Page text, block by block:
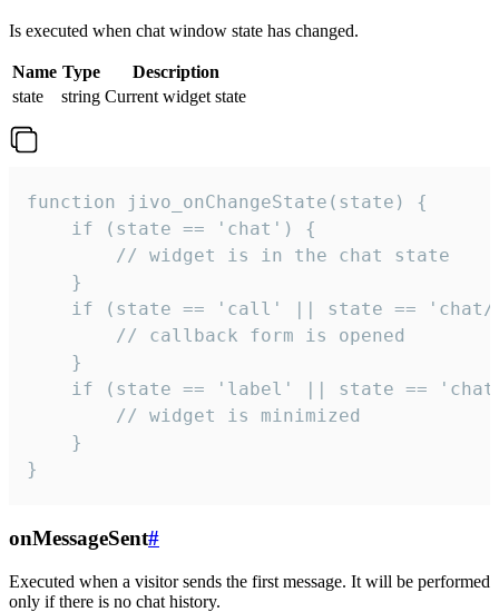
Is executed when chat window state has changed.
Name Type
Description
state
string Current widget state
function jivo_onChangeState(state) {
    if (state == 'chat') {
        // widget is in the chat state
    }
if (state == 'call' || state ==
        // callback form is opened
    }
if (state == 'label' || state ==
        // widget is minimized
    }
}
onMessageSent#
Executed when a visitor sends the first message. It will be performed
only if there is no chat history.